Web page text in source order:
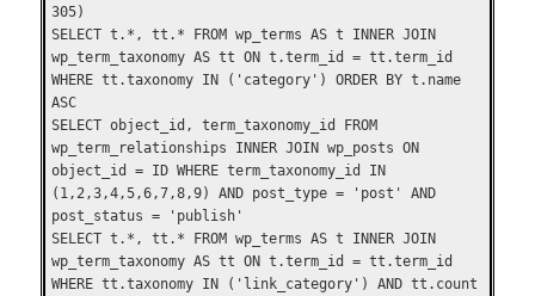
305)
SELECT t.*, tt.* FROM wp_terms AS t INNER JOIN
wp_term_taxonomy AS tt ON t.term_id = tt.term_id
WHERE tt.taxonomy IN ('category') ORDER BY t.name
ASC
SELECT object_id, term_taxonomy_id FROM
wp_term_relationships INNER JOIN wp_posts ON
object_id = ID WHERE term_taxonomy_id IN
(1,2,3,4,5,6,7,8,9) AND post_type = 'post' AND
post_status = 'publish'
SELECT t.*, tt.* FROM wp_terms AS t INNER JOIN
wp_term_taxonomy AS tt ON t.term_id = tt.term_id
WHERE tt.taxonomy IN ('link_category') AND tt.count